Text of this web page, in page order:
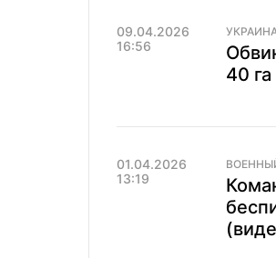
09.04.2026
16:56
40
01.04.2026
13:19